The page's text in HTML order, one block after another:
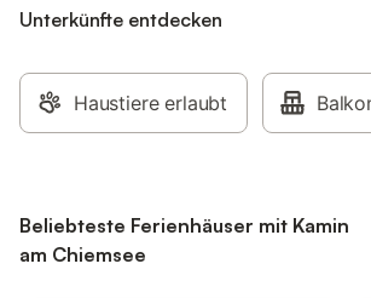
Unterkünfte entdecken
Haustiere erlaubt
Beliebteste Ferienhäuser mit Kamin
am Chiemsee